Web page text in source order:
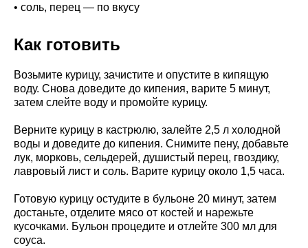
• соль, перец — по вкусу
Как готовить
Возьмите курицу, зачистите и опустите в кипящую
воду. Снова доведите до кипения, варите 5 минут,
затем слейте воду и промойте курицу.
Верните курицу в кастрюлю, залейте 2,5 л холодной
воды и доведите до кипения. Снимите пену, добавьте
лук, морковь, сельдерей, душистый перец, гвоздику,
лавровый лист и соль. Варите курицу около 1,5 часа.
Готовую курицу остудите в бульоне 20 минут, затем
достаньте, отделите мясо от костей и нарежьте
кусочками. Бульон процедите и отлейте 300 мл для
соуса.